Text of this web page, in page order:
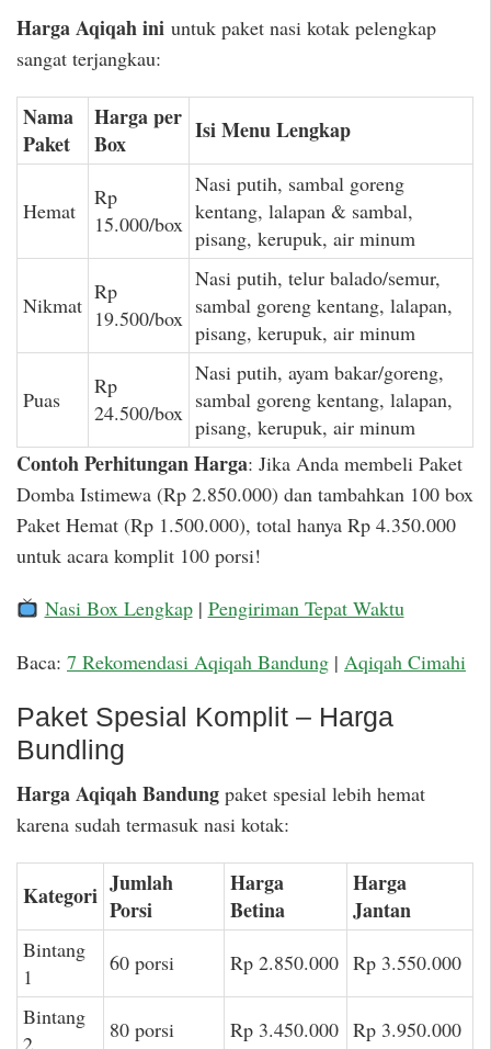
Harga Aqiqah ini untuk paket nasi kotak pelengkap
sangat terjangkau:
Nama
Paket
Harga per
Box
Isi Menu Lengkap
Hemat
Rp
15.000/box
Nasi putih, sambal goreng
kentang, lalapan & sambal,
pisang, kerupuk, air minum
Nikmat
Rp
19.500/box
Nasi putih, telur balado/semur,
sambal goreng kentang, lalapan,
pisang, kerupuk, air minum
Puas
Rp
24.500/box
Nasi putih, ayam bakar/goreng,
sambal goreng kentang, lalapan,
pisang, kerupuk, air minum
Contoh Perhitungan Harga: Jika Anda membeli Paket
Domba Istimewa (Rp 2.850.000) dan tambahkan 100 box
Paket Hemat (Rp 1.500.000), total hanya Rp 4.350.000
untuk acara komplit 100 porsi!
Nasi Box Lengkap| Pengiriman Tepat Waktu
Baca: 7 Rekomendasi Aqiqah Bandung | Aqiqah Cimahi
Paket Spesial Komplit – Harga
Bundling
Harga Aqiqah Bandung paket spesial lebih hemat
karena sudah termasuk nasi kotak:
Kategori Jumlah
Porsi
Harga
Betina
Harga
Jantan
Bintang
1
60 porsi Rp 2.850.000 Rp 3.550.000
Bintang
2
80 porsi Rp 3.450.000 Rp 3.950.000